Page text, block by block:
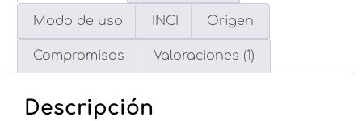
Modo de uso INCI Origen
Compromisos Valoraciones (1)
Descripción